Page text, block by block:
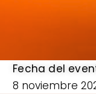
Fecha del
8 noviembre